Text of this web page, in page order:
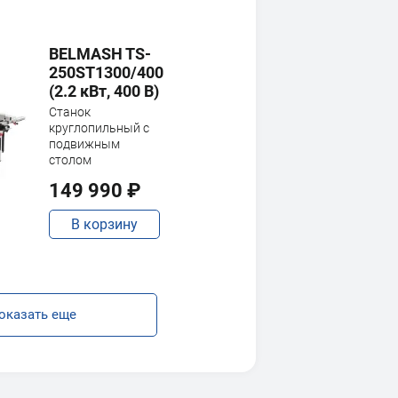
BELMASH TS-
250ST1300/400
(2.2 кВт, 400 В)
Станок
круглопильный с
подвижным
столом
149 990 ₽
В корзину
еще